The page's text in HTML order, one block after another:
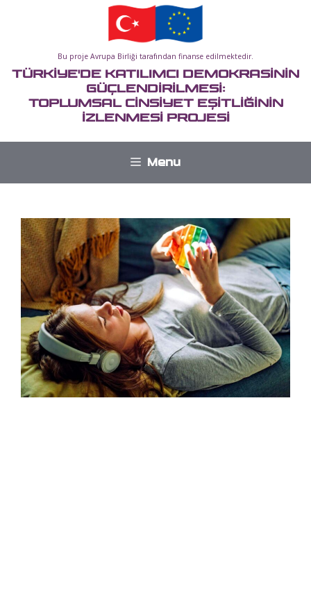
Bu proje Avrupa Birliği tarafından finanse edilmektedir.
TÜRKİYE'DE KATILIMCI DEMOKRASİNİN
GÜÇLENDİRİLMESİ:
TOPLUMSAL CİNSİYET EŞİTLİĞİNİN
İZLENMESİ PROJESİ
Menu